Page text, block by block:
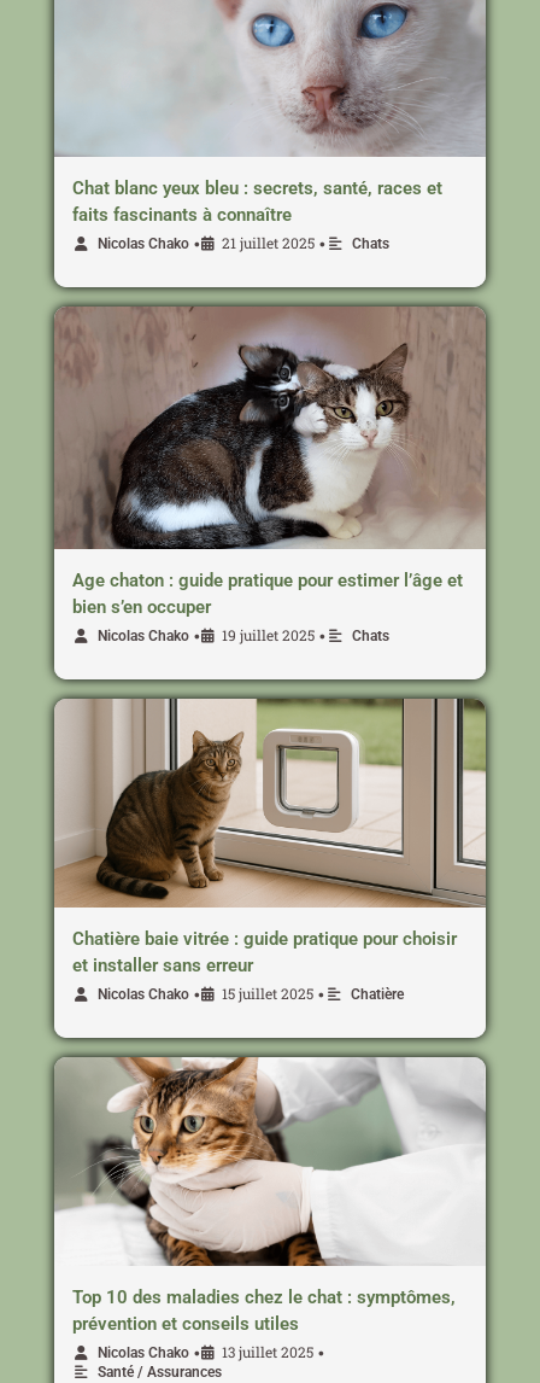
Chat blanc yeux bleu : secrets, santé, races et
faits fascinants à connaître
Nicolas Chako • 21 juillet 2025 • Chats
Age chaton : guide pratique pour estimer l’âge et
bien s’en occuper
Nicolas Chako • 19 juillet 2025 • Chats
Chatière baie vitrée : guide pratique pour choisir
et installer sans erreur
Nicolas Chako • 15 juillet 2025 • Chatière
Top 10 des maladies chez le chat : symptômes,
prévention et conseils utiles
Nicolas Chako • 13 juillet 2025 •
Santé / Assurances